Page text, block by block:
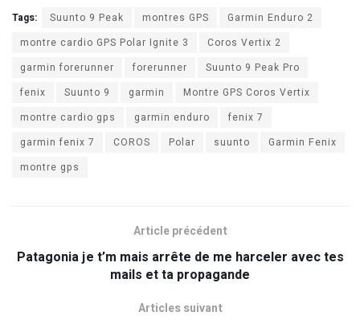
Tags: Suunto 9 Peak montres GPS
Garmin Enduro 2
montre cardio GPS Polar Ignite 3
Coros Vertix 2
garmin forerunner
forerunner
Suunto 9 Peak Pro
fenix
Suunto 9 garmin
Montre GPS Coros Vertix
montre cardio gps
garmin enduro
fenix 7
garmin fenix 7
COROS Polar suunto
Garmin Fenix
montre gps
Article précédent
Patagonia je t’m mais arrête de me harceler avec tes
mails et ta propagande
Articles suivant